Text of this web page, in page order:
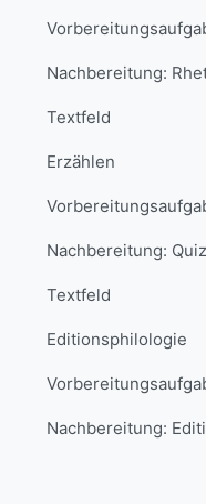
Nachbereitung:
Textfeld
Erzählen
Textfeld
Editionsphilologie